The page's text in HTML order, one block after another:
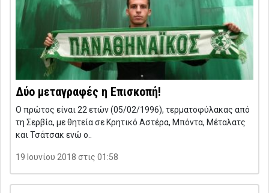
Δύο μεταγραφές η Επισκοπή!
Ο πρώτος είναι 22 ετών (05/02/1996), τερματοφύλακας από
τη Σερβία, με θητεία σε Κρητικό Αστέρα, Μπόντα, Μέταλατς
και Τσάτσακ ενώ ο..
19 Ιουνίου 2018 στις 01:58